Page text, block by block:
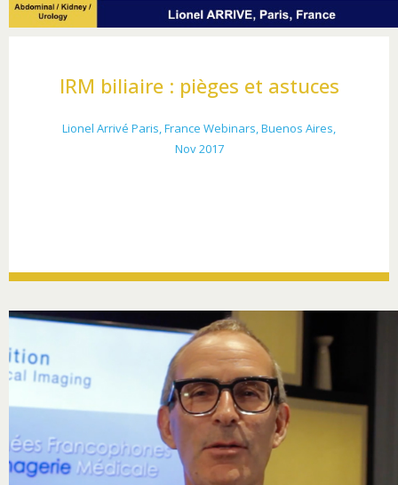
IRM biliaire : pièges et astuces
Lionel Arrivé Paris, France Webinars, Buenos Aires,
Nov 2017